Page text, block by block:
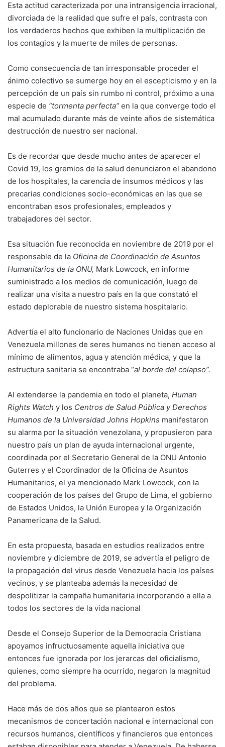
Esta actitud caracterizada por una intransigencia irracional,
divorciada de la realidad que sufre el país, contrasta con
los verdaderos hechos que exhiben la multiplicación de
los contagios y la muerte de miles de personas.
Como consecuencia de tan irresponsable proceder el
ánimo colectivo se sumerge hoy en el escepticismo y en la
percepción de un país sin rumbo ni control, próximo a una
especie de “tormenta perfecta” en la que converge todo el
mal acumulado durante más de veinte años de sistemática
destrucción de nuestro ser nacional.
Es de recordar que desde mucho antes de aparecer el
Covid 19, los gremios de la salud denunciaron el abandono
de los hospitales, la carencia de insumos médicos y las
precarias condiciones socio-económicas en las que se
encontraban esos profesionales, empleados y
trabajadores del sector.
Esa situación fue reconocida en noviembre de 2019 por el
responsable de la Oficina de Coordinación de Asuntos
Humanitarios de la ONU, Mark Lowcock, en informe
suministrado a los medios de comunicación, luego de
realizar una visita a nuestro país en la que constató el
estado deplorable de nuestro sistema hospitalario.
Advertía el alto funcionario de Naciones Unidas que en
Venezuela millones de seres humanos no tienen acceso al
mínimo de alimentos, agua y atención médica, y que la
estructura sanitaria se encontraba “al borde del colapso”.
Al extenderse la pandemia en todo el planeta, Human
Rights Watch y los Centros de Salud Pública y Derechos
Humanos de la Universidad Johns Hopkins manifestaron
su alarma por la situación venezolana, y propusieron para
nuestro país un plan de ayuda internacional urgente,
coordinada por el Secretario General de la ONU Antonio
Guterres y el Coordinador de la Oficina de Asuntos
Humanitarios, el ya mencionado Mark Lowcock, con la
cooperación de los países del Grupo de Lima, el gobierno
de Estados Unidos, la Unión Europea y la Organización
Panamericana de la Salud.
En esta propuesta, basada en estudios realizados entre
noviembre y diciembre de 2019, se advertía el peligro de
la propagación del virus desde Venezuela hacia los países
vecinos, y se planteaba además la necesidad de
despolitizar la campaña humanitaria incorporando a ella a
todos los sectores de la vida nacional
Desde el Consejo Superior de la Democracia Cristiana
apoyamos infructuosamente aquella iniciativa que
entonces fue ignorada por los jerarcas del oficialismo,
quienes, como siempre ha ocurrido, negaron la magnitud
del problema.
Hace más de dos años que se plantearon estos
mecanismos de concertación nacional e internacional con
recursos humanos, científicos y financieros que entonces